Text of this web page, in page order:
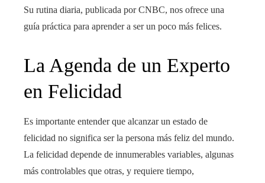
Su rutina diaria, publicada por CNBC, nos ofrece una
guía práctica para aprender a ser un poco más felices.
La Agenda de un Experto
en Felicidad
Es importante entender que alcanzar un estado de
felicidad no significa ser la persona más feliz del mundo.
La felicidad depende de innumerables variables, algunas
más controlables que otras, y requiere tiempo,